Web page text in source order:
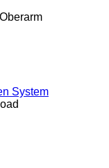
System